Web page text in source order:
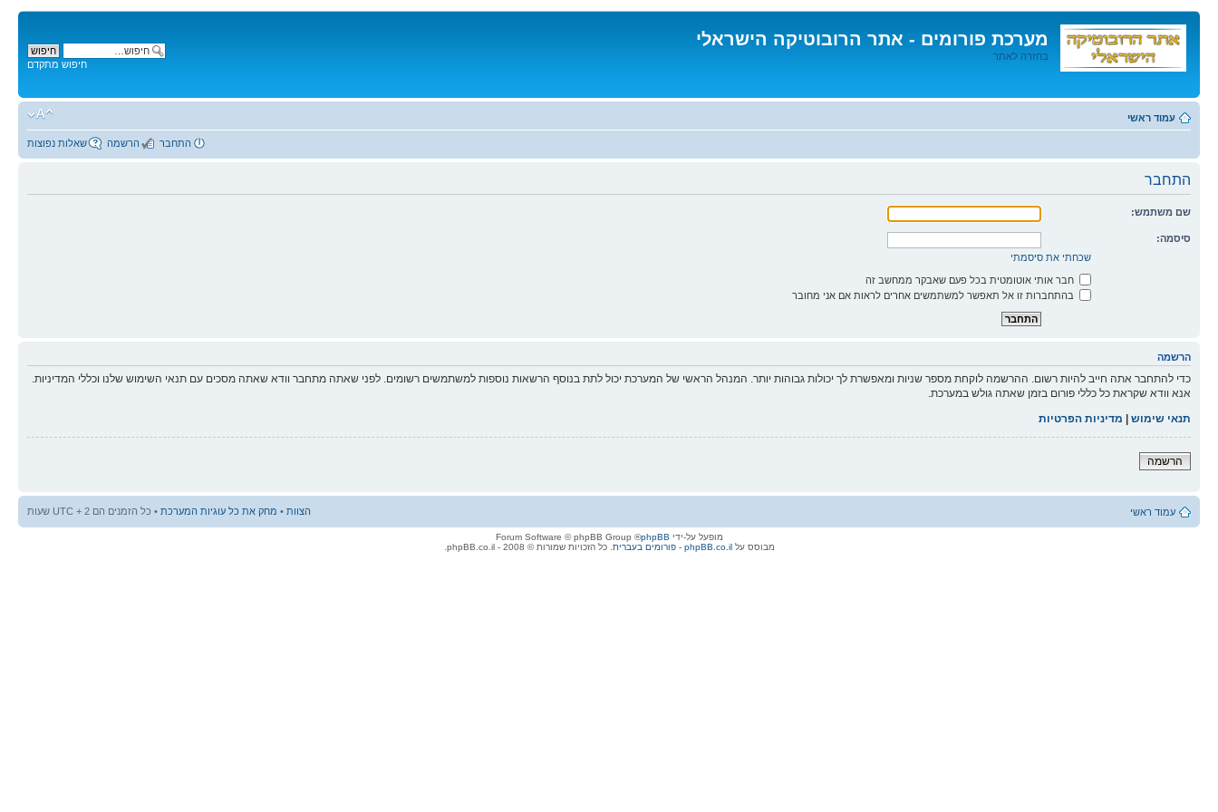
מערכת פורומים - אתר הרובוטיקה הישראלי
בחזרה לאתר
לתוכן
חיפוש מתקדם
עמוד ראשי
שאלות נפוצות הרשמה התחבר
התחבר
שם משתמש:
סיסמה:
שכחתי את סיסמתי
חבר אותי אוטומטית בכל פעם שאבקר ממחשב זה
בהתחברות זו אל תאפשר למשתמשים אחרים לראות אם אני מחובר
הרשמה
כדי להתחבר אתה חייב להיות רשום. ההרשמה לוקחת מספר שניות ומאפשרת לך יכולות גבוהות יותר. המנהל הראשי של המערכת יכול לתת בנוסף הרשאות נוספות למשתמשים רשומים. לפני שאתה מתחבר וודא שאתה מסכים עם תנאי השימוש שלנו וכללי המדיניות.
אנא וודא שקראת כל כללי פורום בזמן שאתה גולש במערכת.
תנאי שימוש | מדיניות הפרטיות
הרשמה
עמוד ראשי הצוות • מחק את כל עוגיות המערכת • כל הזמנים הם UTC + 2 שעות
מופעל על-ידי phpBB
® Forum Software © phpBB Group
מבוסס עלphpBB.co.il - פורומים בעברית . כל הזכויות שמורות © 2008 - phpBB.co.il.